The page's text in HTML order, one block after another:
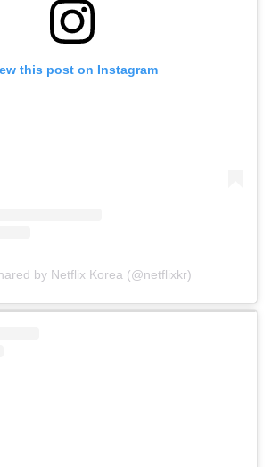
this post on Instagram
by Netflix Korea (@netflixkr)